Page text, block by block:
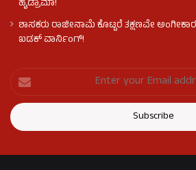
ಹೈಡ್ರಾಮಾ!
ಶಾಸಕರು ರಾಜೀನಾಮೆ ಕೊಟ್ಟರೆ ತಕ್ಷಣವೇ
ಖಡಕ್ ವಾರ್ನಿಂಗ್!